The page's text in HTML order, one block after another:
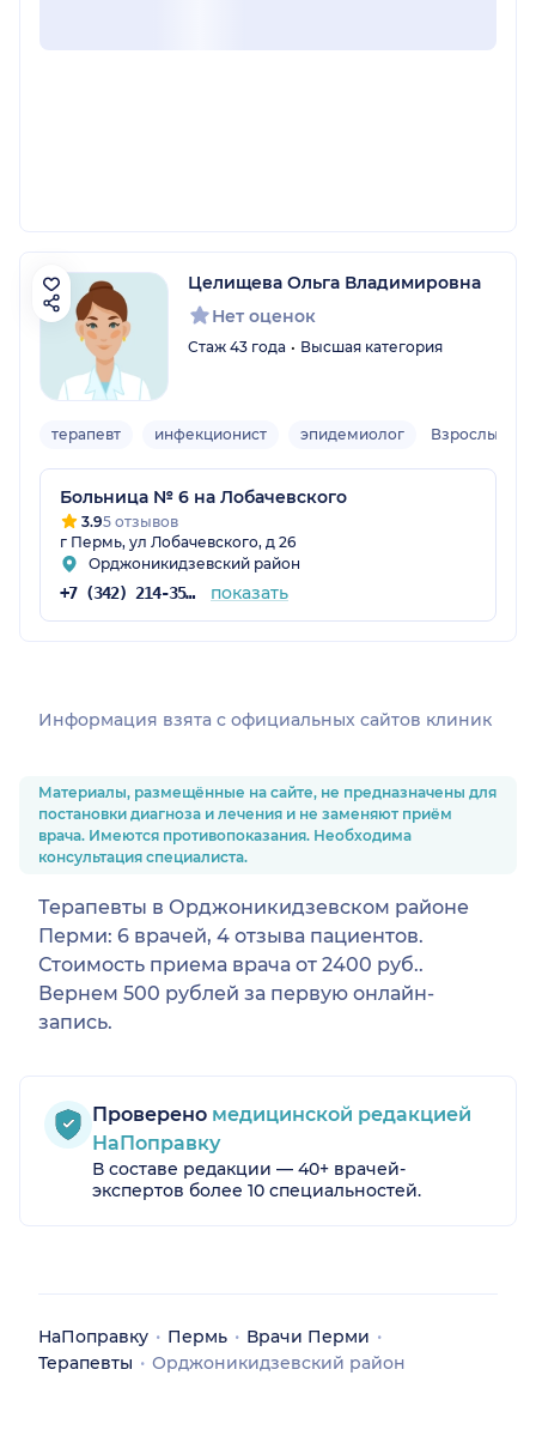
Целищева Ольга Владимировна
Нет оценок
Стаж 43 года Высшая категория
терапевт инфекционист эпидемиолог Взрослый
Больница № 6 на Лобачевского
3.95 отзывов
г Пермь, ул Лобачевского, д 26
Орджоникидзевский район
+7 (342) 214-35-25 показать
Информация взята c официальных сайтов клиник
Материалы, размещённые на сайте, не предназначены для
постановки диагноза и лечения и не заменяют приём
врача. Имеются противопоказания. Необходима
консультация специалиста.
Терапевты в Орджоникидзевском районе
Перми: 6 врачей, 4 отзыва пациентов.
Стоимость приема врача от 2400 руб..
Вернем 500 рублей за первую онлайн-
запись.
Проверено медицинской редакцией
НаПоправку
В составе редакции — 40+ врачей-
экспертов более 10 специальностей.
НаПоправку Пермь
Врачи Перми
Терапевты
Орджоникидзевский район